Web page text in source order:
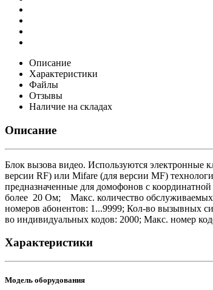
Описание
Характеристики
Файлы
Отзывы
Наличие на складах
Описание
Блок вызова видео. Используются
версии RF) или Mifare (для версии MF)
предназначенные для домофонов с
более 20 Ом; Макс. количество обслуживаемых
номеров абонентов: 1...9999; Кол-во вызывных
во индивидуальных кодов: 2000; Макс. номер
Характеристики
Модель оборудования